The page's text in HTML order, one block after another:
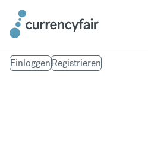
EinloggenRegistrieren